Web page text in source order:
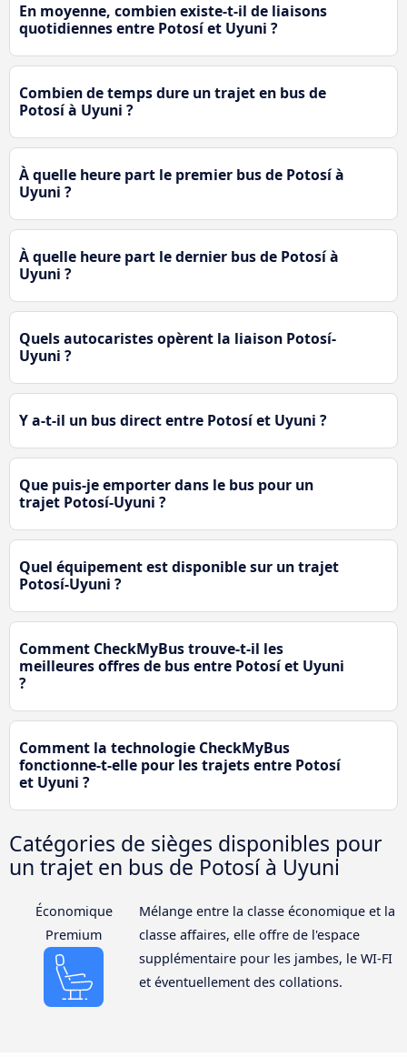
En moyenne, combien existe-t-il de liaisons
quotidiennes entre Potosí et Uyuni ?
Combien de temps dure un trajet en bus de
Potosí à Uyuni ?
À quelle heure part le premier bus de Potosí à
Uyuni ?
À quelle heure part le dernier bus de Potosí à
Uyuni ?
Quels autocaristes opèrent la liaison Potosí-
Uyuni ?
Y a-t-il un bus direct entre Potosí et Uyuni ?
Que puis-je emporter dans le bus pour un
trajet Potosí-Uyuni ?
Quel équipement est disponible sur un trajet
Potosí-Uyuni ?
Comment CheckMyBus trouve-t-il les
meilleures offres de bus entre Potosí et Uyuni
?
Comment la technologie CheckMyBus
fonctionne-t-elle pour les trajets entre Potosí
et Uyuni ?
Catégories de sièges disponibles pour
un trajet en bus de Potosí à Uyuni
Économique
Premium
Mélange entre la classe économique et la
classe affaires, elle offre de l'espace
supplémentaire pour les jambes, le WI-FI
et éventuellement des collations.